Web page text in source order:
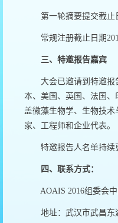
第一轮摘要提交截止
常规注册截止日期
三、特邀报告嘉宾
大会已邀请到特邀报
本、美国、英国、法国
盖微藻生物学、生物技
家、工程师和企业代表。
特邀报告人名单持续
四、联系方式：
AOAIS 2016组委会中
地址：武汉市武昌东